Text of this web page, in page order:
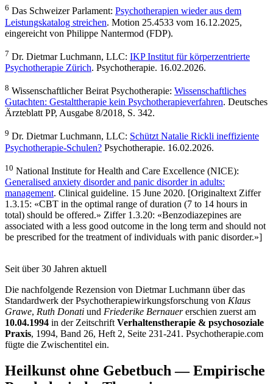
6 Das Schweizer Parlament: Psychotherapien wieder aus dem
Leistungskatalog streichen. Motion 25.4533 vom 16.12.2025,
eingereicht von Philippe Nantermod (FDP).
7 Dr. Dietmar Luchmann, LLC: IKP Institut für körperzentrierte
Psychotherapie Zürich. Psychotherapie. 16.02.2026.
8 Wissenschaftlicher Beirat Psychotherapie: Wissenschaftliches
Gutachten: Gestalttherapie kein Psychotherapieverfahren. Deutsches
Ärzteblatt PP, Ausgabe 8/2018, S. 342.
9 Dr. Dietmar Luchmann, LLC: Schützt Natalie Rickli ineffiziente
Psychotherapie-Schulen? Psychotherapie. 16.02.2026.
10 National Institute for Health and Care Excellence (NICE):
Generalised anxiety disorder and panic disorder in adults:
management. Clinical guideline. 15 June 2020. [Originaltext Ziffer
1.3.15: «CBT in the optimal range of duration (7 to 14 hours in
total) should be offered.» Ziffer 1.3.20: «Benzodiazepines are
associated with a less good outcome in the long term and should not
be prescribed for the treatment of individuals with panic disorder.»]
Seit über 30 Jahren aktuell
Die nachfolgende Rezension von Dietmar Luchmann über das
Standardwerk der Psychotherapiewirkungsforschung von Klaus
Grawe, Ruth Donati und Friederike Bernauererschien zuerst am
10.04.1994 in der Zeitschrift Verhaltenstherapie & psychosoziale
Praxis, 1994, Band 26, Heft 2, Seite 231-241. Psychotherapie.com
fügte die Zwischentitel ein.
Heilkunst ohne Gebetbuch — Empirische